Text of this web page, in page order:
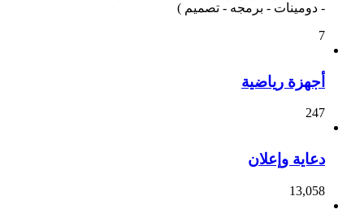
- دومينات - برمجه - تصميم )
7
أجهزة رياضية
247
دعاية وإعلان
13,058